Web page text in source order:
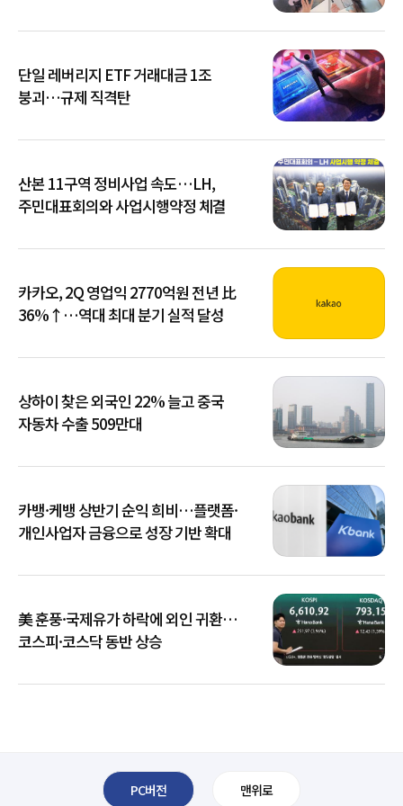
단일 레버리지 ETF 거래대금 1조
붕괴…규제 직격탄
산본 11구역 정비사업 속도…LH,
주민대표회의와 사업시행약정 체결
카카오, 2Q 영업익 2770억원 전년 比
36%↑…역대 최대 분기 실적 달성
상하이 찾은 외국인 22% 늘고 중국
자동차 수출 509만대
카뱅·케뱅 상반기 순익 희비…플랫폼·
개인사업자 금융으로 성장 기반 확대
美 훈풍·국제유가 하락에 외인 귀환…
코스피·코스닥 동반 상승
PC버전 맨위로